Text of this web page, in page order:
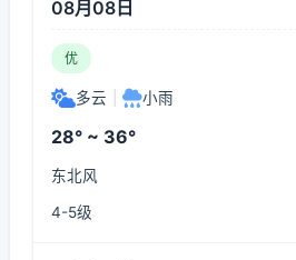
08月08日
优
多云 小雨
28° ~ 36°
东北风
4-5级